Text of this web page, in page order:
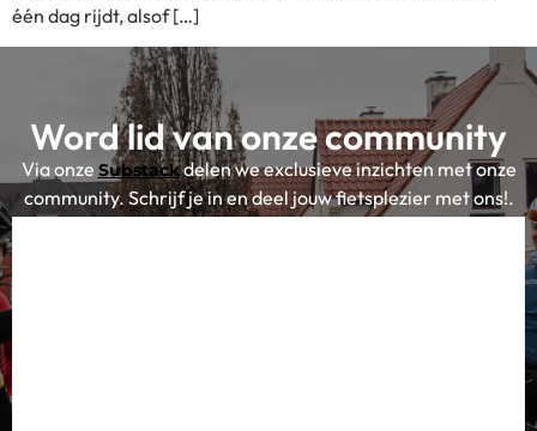
één dag rijdt, alsof […]
Word lid van onze community
Via onze Substackdelen we exclusieve inzichten met onze
community. Schrijf je in en deel jouw fietsplezier met ons!.